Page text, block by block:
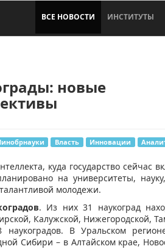
ВСЕ НОВОСТИ ИНСТИТУТЫ
новые
Власть Инновации
куда государство сейчас
на университеты,
молодежи.
. Из них 31 наукоград
Калужской, Нижегородской,
В Уральском
Сибири – в Алтайском крае,